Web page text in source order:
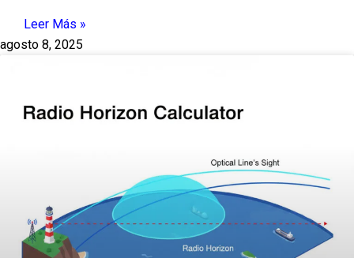
Leer Más »
agosto 8, 2025